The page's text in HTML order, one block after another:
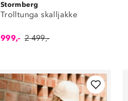
Stormberg
Trolltunga skalljakke
999,- 2 499,-